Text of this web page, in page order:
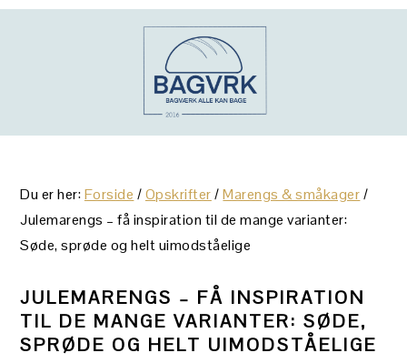
Gå
Skip
Gå
Du er her:Forside /Opskrifter / Marengs & småkager/
Julemarengs – få inspiration til de mange varianter:
Søde, sprøde og helt uimodståelige
JULEMARENGS – FÅ INSPIRATION
TIL DE MANGE VARIANTER: SØDE,
SPRØDE OG HELT UIMODSTÅELIGE